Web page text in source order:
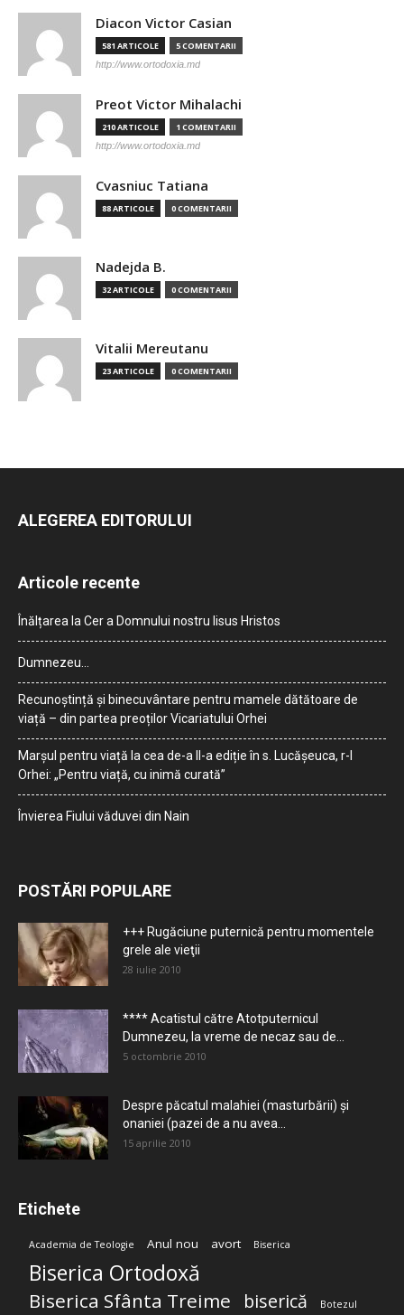
Diacon Victor Casian
581 ARTICOLE 5 COMENTARII
http://www.ortodoxia.md
Preot Victor Mihalachi
210 ARTICOLE 1 COMENTARII
http://www.ortodoxia.md
Cvasniuc Tatiana
88 ARTICOLE 0 COMENTARII
Nadejda B.
32 ARTICOLE 0 COMENTARII
Vitalii Mereutanu
23 ARTICOLE 0 COMENTARII
ALEGEREA EDITORULUI
Articole recente
Înălțarea la Cer a Domnului nostru Iisus Hristos
Dumnezeu…
Recunoștință și binecuvântare pentru mamele dătătoare de
viață – din partea preoților Vicariatului Orhei
Marșul pentru viață la cea de-a II-a ediție în s. Lucășeuca, r-l
Orhei: „Pentru viață, cu inimă curată”
Învierea Fiului văduvei din Nain
POSTĂRI POPULARE
+++ Rugăciune puternică pentru momentele
grele ale vieţii
28 iulie 2010
**** Acatistul către Atotputernicul
Dumnezeu, la vreme de necaz sau de...
5 octombrie 2010
Despre păcatul malahiei (masturbării) şi
onaniei (pazei de a nu avea...
15 aprilie 2010
Etichete
Academia de Teologie Anul nou avort Biserica
Biserica Ortodoxă
Biserica Sfânta Treime biserică Botezul